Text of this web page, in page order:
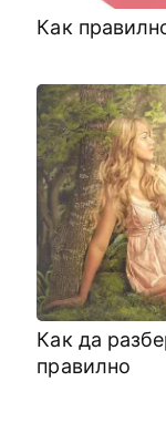
Как
Как да
правилно